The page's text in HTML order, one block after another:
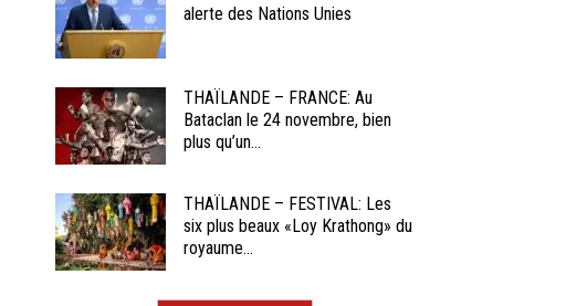
alerte des Nations Unies
THAÏLANDE – FRANCE: Au
Bataclan le 24 novembre, bien
plus qu’un...
THAÏLANDE – FESTIVAL: Les
six plus beaux «Loy Krathong» du
royaume...